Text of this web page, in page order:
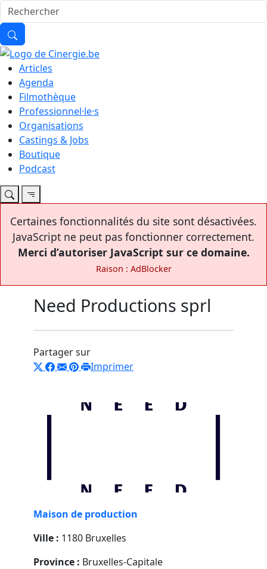
Articles
Agenda
Filmothèque
Professionnel·le·s
Organisations
Castings & Jobs
Boutique
Podcast
Certaines fonctionnalités du site sont désactivées.
JavaScript ne peut pas fonctionner correctement.
Merci d’autoriser JavaScript sur ce domaine.
Raison : AdBlocker
Need Productions sprl
Partager sur
Imprimer
Maison de production
Ville : 1180 Bruxelles
Province : Bruxelles-Capitale